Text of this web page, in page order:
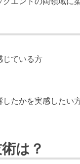
じている方
たかを実感したい
は？